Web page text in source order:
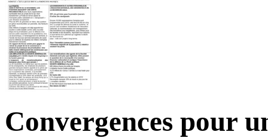
Convergences pour